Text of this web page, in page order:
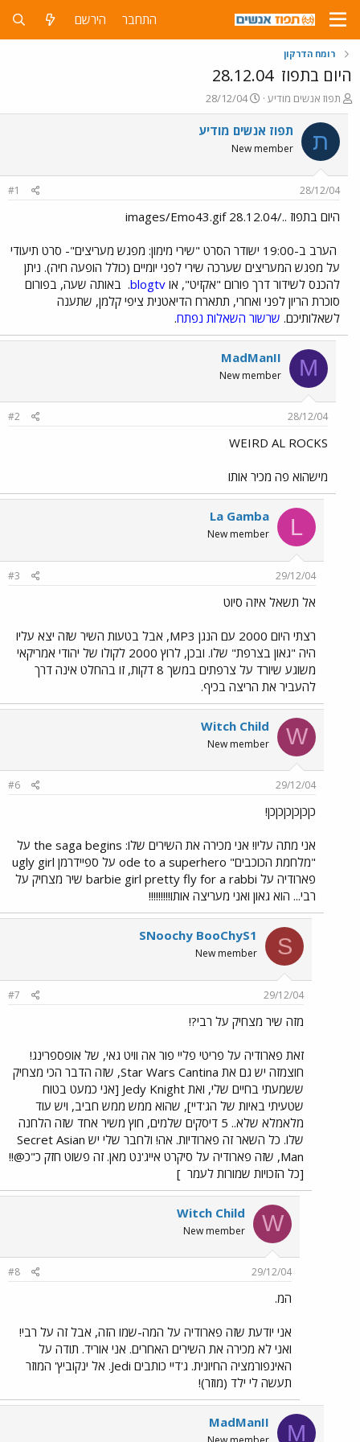
התחבר הירשם
רומח הדרקון
היום בתפוז 28.12.04
פ
ו
ת
ח
ה
ש
א
תפוז אנשים מודיע
פ
ו
ר
ם
ר
28/12/04
ת תפוז אנשים מודיע
New member
28/12/04
#1
היום בתפוז ../images/Emo43.gif 28.12.04
הערב ב-19:00 ישודר הסרט "שירי מימון: מפגש מעריצים"- סרט תיעודי
על מפגש המעריצים שערכה שירי לפני יומיים (כולל הופעה חיה). ניתן
להכנס לשידור דרך פורום "אקזיט", או blogtv
. באותה שעה, בפורום
סוכרת הריון לפני ואחרי, תתארח הדיאטנית ציפי קלמן, שתענה
לשאלותיכם. שרשור השאלות נפתח.
M
MadManII
New member
28/12/04
#2
WEIRD AL ROCKS
מישהוא פה מכיר אותו
L
La Gamba
New member
29/12/04
#3
אל תשאל איזה סיוט
רצתי היום 2000 עם הנגן MP3, אבל בטעות השיר שזה יצא עליו
היה "גאון בצרפת" שלו. ובכן, לרוץ 2000 לקולו של יהודי אמריקאי
משוגע שיורד על צרפתים במשך 8 דקות, זו בהחלט אינה דרך
להעביר את הריצה בכיף.
W
Witch Child
New member
29/12/04
#6
כןכןכןכןכןכן!
אני מתה עליו! אני מכירה את השירים שלו: the saga begins על
"מלחמת הכוכבים" ode to a superhero על ספיידרמן ugly girl
פארודיה על barbie girl pretty fly for a rabbi שיר מצחיק על
רבי... הוא גאון ואני מעריצה אותו!!!!!!!!!
S
SNoochy BooChyS1
New member
29/12/04
#7
מזה שיר מצחיק על רבי?!
זאת פארודיה על פריטי פליי פור אה וויט גאי, של אופספרינג!
חוצמזה יש גם את Star Wars Cantina, שזה הדבר הכי מצחיק
ששמעתי בחיים שלי, ואת Jedy Knight [אני כמעט בטוח
שטעיתי באיות של הג'דיי], שהוא ממש ממש חביב, ויש עוד
מלאמלא שלא.. 5 דיסקים שלמים, חוץ משיר אחד שזה הלחנה
שלו. כל השאר זה פארודיות. אה! ולחבר שלי יש Secret Asian
Man, שזה פארודיה על סיקרט אייג'נט מאן. זה פשוט חזק כ"כ@!!
[כל הזכויות שמורות לעמר ]
W
Witch Child
New member
29/12/04
#8
המ.
אני יודעת שזה פארודיה על המה-שמו הזה, אבל זה על רבי!
ואני לא מכירה את השירים האחרים. אני אוריד. תודה על
האינפורמציה החיונית. ג'דיי כותבים Jedi. אל ינקוביץ' המוזר
תעשה לי ילד (מוזר)!
M
MadManII